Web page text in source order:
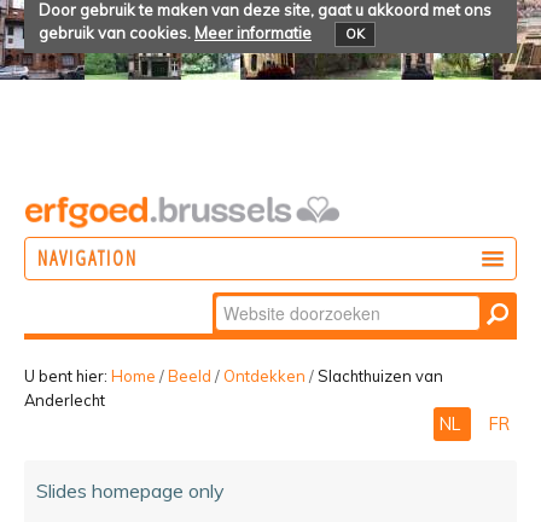
Door gebruik te maken van deze site, gaat u akkoord met ons
gebruik van cookies. Meer informatie OK
NAVIGATION
BELEVEN
Zoek
Geavanceerd
zoeken...
U bent hier: Home /Beeld / Ontdekken /Slachthuizen van
Anderlecht
NL FR
Slides homepage only